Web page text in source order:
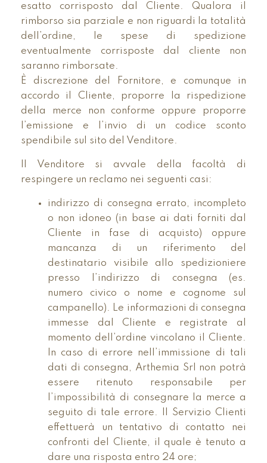
esatto corrisposto dal Cliente. Qualora il
rimborso sia parziale e non riguardi la totalità
dell’ordine, le spese di spedizione
eventualmente corrisposte dal cliente non
saranno rimborsate.
È discrezione del Fornitore, e comunque in
accordo il Cliente, proporre la rispedizione
della merce non conforme oppure proporre
l’emissione e l’invio di un codice sconto
spendibile sul sito del Venditore.
Il Venditore si avvale della facoltà di
respingere un reclamo nei seguenti casi:
indirizzo di consegna errato, incompleto
o non idoneo (in base ai dati forniti dal
Cliente in fase di acquisto) oppure
mancanza di un riferimento del
destinatario visibile allo spedizioniere
presso l’indirizzo di consegna (es.
numero civico o nome e cognome sul
campanello). Le informazioni di consegna
immesse dal Cliente e registrate al
momento dell’ordine vincolano il Cliente.
In caso di errore nell’immissione di tali
dati di consegna, Arthemia Srl non potrà
essere ritenuto responsabile per
l’impossibilità di consegnare la merce a
seguito di tale errore. Il Servizio Clienti
effettuerà un tentativo di contatto nei
confronti del Cliente, il quale è tenuto a
dare una risposta entro 24 ore; ­